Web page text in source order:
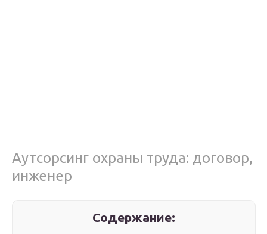
Аутсорсинг охраны труда: договор,
инженер
Содержание: